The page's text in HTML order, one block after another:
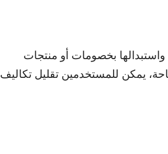
بخصومات أو منتجات
يمكن للمستخدمين تقليل تكاليف